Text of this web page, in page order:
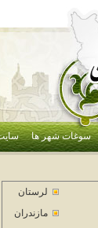
سوغات شهر ها
لرستان
مازندران